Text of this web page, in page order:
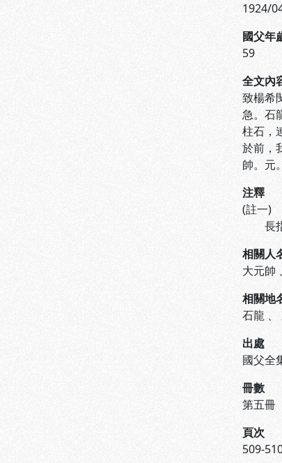
1924/
國父年
59
全文內
致楊希
急。石
柱石，
於前，
帥。元
注釋
(註一)
長指
相關人
大元帥
相關地
石龍 、
出處
國父全
冊數
第五冊
頁次
509-